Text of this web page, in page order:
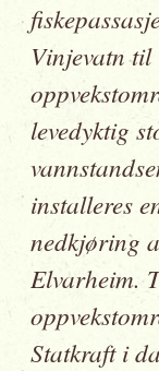
Vinjevatn til
levedyktig
installeres
nedkjøring
Elvarheim.
Statkraft i